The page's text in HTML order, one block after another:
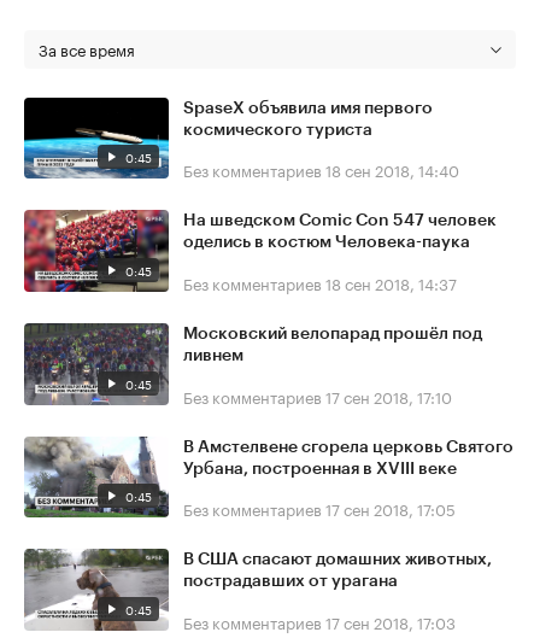
За все время
0:45
SpaseX объявила имя первого
космического туриста
Без комментариев 18 сен 2018, 14:40
0:45
На шведском Comic Con 547 человек
оделись в костюм Человека-паука
Без комментариев 18 сен 2018, 14:37
0:45
Московский велопарад прошёл под
ливнем
Без комментариев 17 сен 2018, 17:10
0:45
В Амстелвене сгорела церковь Святого
Урбана, построенная в XVIII веке
Без комментариев 17 сен 2018, 17:05
0:45
В США спасают домашних животных,
пострадавших от урагана
Без комментариев 17 сен 2018, 17:03